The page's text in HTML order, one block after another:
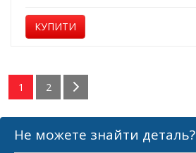
КУПИТИ
1 2
Не можете знайти деталь?